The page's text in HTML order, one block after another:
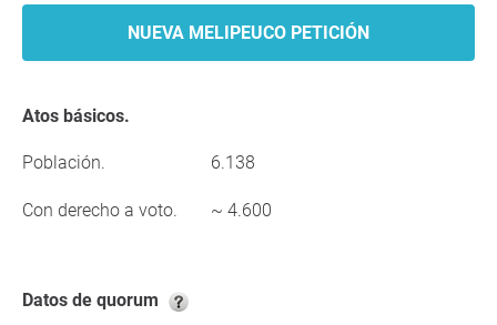
NUEVA MELIPEUCO PETICIÓN
Atos básicos.
Población. 6.138
Con derecho a voto. ~ 4.600
Datos de quorum